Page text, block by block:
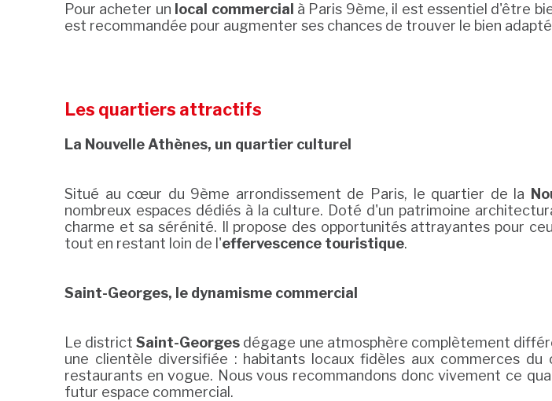
Pour acheter un local commercial à Paris 9ème, il est essentiel d'être
est recommandée pour augmenter ses chances de trouver le bien
Les quartiers attractifs
La Nouvelle Athènes, un quartier culturel
Situé au cœur du 9ème arrondissement de Paris, le quartier de la
nombreux espaces dédiés à la culture. Doté d'un patrimoine
charme et sa sérénité. Il propose des opportunités attrayantes pour
tout en restant loin de l'effervescence touristique.
Saint-Georges, le dynamisme commercial
Le districtSaint-Georges dégage une atmosphère complètement
une clientèle diversifiée : habitants locaux fidèles aux commerces
restaurants en vogue. Nous vous recommandons donc vivement ce
futur espace commercial.